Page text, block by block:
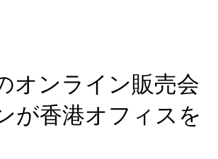
オンライン販売会
が香港オフィスを